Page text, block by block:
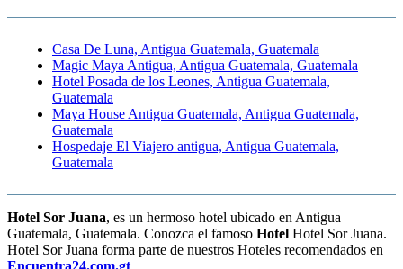
Casa De Luna, Antigua Guatemala, Guatemala
Magic Maya Antigua, Antigua Guatemala, Guatemala
Hotel Posada de los Leones, Antigua Guatemala,
Guatemala
Maya House Antigua Guatemala, Antigua Guatemala,
Guatemala
Hospedaje El Viajero antigua, Antigua Guatemala,
Guatemala
Hotel Sor Juana, es un hermoso hotel ubicado en Antigua
Guatemala, Guatemala. Conozca el famoso Hotel Hotel Sor Juana.
Hotel Sor Juana forma parte de nuestros Hoteles recomendados en
Encuentra24.com.gt.